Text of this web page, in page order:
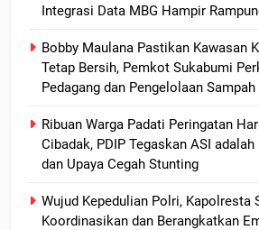
Integrasi Data MBG Hampir
Bobby Maulana Pastikan Kawasan
Tetap Bersih, Pemkot Sukabumi
Pedagang dan Pengelolaan Sampah
Ribuan Warga Padati Peringatan
Cibadak, PDIP Tegaskan ASI
dan Upaya Cegah Stunting
Wujud Kepedulian Polri, Kapolresta
Koordinasikan dan Berangkatkan